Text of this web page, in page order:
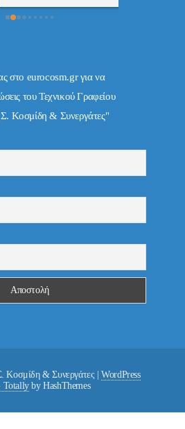
στο eurocosm.gr για να
του Τεχνικού Γραφείου
Κοσμίδη & Συνεργάτες"
Κοσμίδη & Συνεργάτες |WordPress
Totallyby HashThemes